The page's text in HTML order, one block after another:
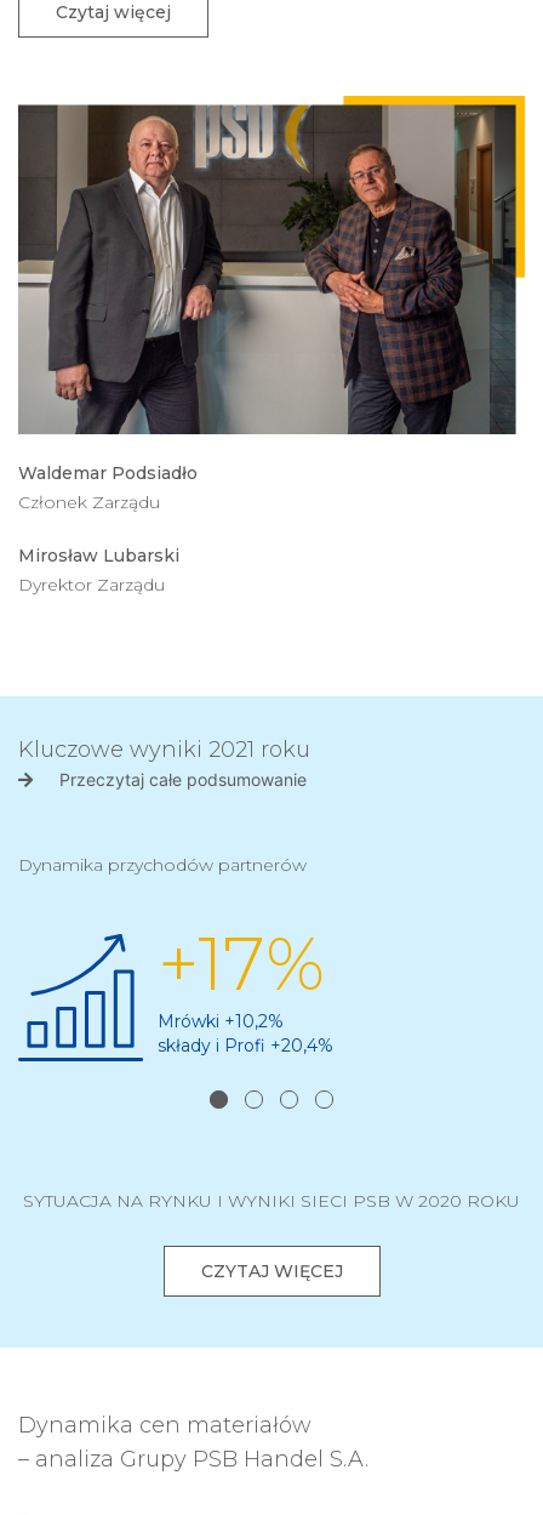
Czytaj więcej
Waldemar Podsiadło
Członek Zarządu
Mirosław Lubarski
Dyrektor Zarządu
Kluczowe wyniki 2021 roku
Przeczytaj całe podsumowanie
Dynamika przychodów partnerów
+17%
Mrówki +10,2%
składy i Profi +20,4%
SYTUACJA NA RYNKU I WYNIKI SIECI PSB W 2020 ROKU
CZYTAJ WIĘCEJ
Dynamika cen materiałów
– analiza Grupy PSB Handel S.A.